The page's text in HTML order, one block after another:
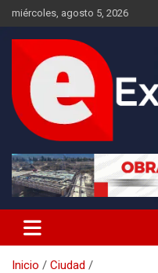
Saltar
al
contenido
miércoles, agosto 5, 2026
Expediente
Inicio
Ciudad